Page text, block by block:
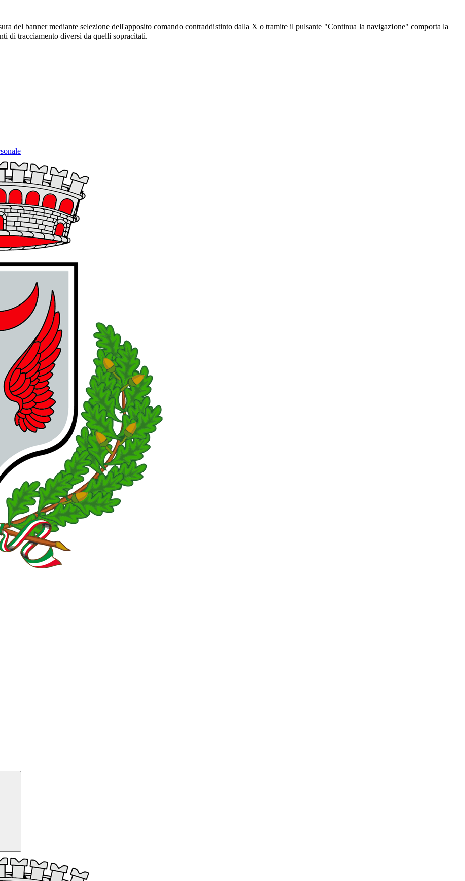
del banner mediante selezione dell'apposito comando contraddistinto dalla X o tramite il pulsante "Continua la navigazione" comporta la
di tracciamento diversi da quelli sopracitati.